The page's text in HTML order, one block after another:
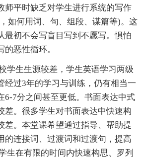
师平时缺乏对学生进行系统的写作
如何用词、句、组段、谋篇等)。这
最初不会写盲目写到不愿写。惧怕
恶性循环。
学生生源较差，学生英语学习两级
经过3年的学习与训练，仍有相当一
6-7分之间甚至更低。书面表达中式
差。很多学生对书面表达中快速构
差。本堂课希望通过指导、帮助提
的连接词、过渡词和过渡句，提高
生在有限的时间内快速构思、罗列